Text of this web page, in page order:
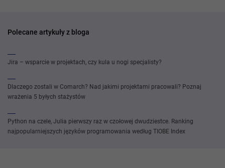
Polecane artykuły z bloga
Jira – wsparcie w projektach, czy kula u nogi specjalisty?
Dlaczego zostali w Comarch? Nad jakimi projektami pracowali? Poznaj
wrażenia 5 byłych stażystów
Python na czele, Julia pierwszy raz w czołowej dwudziestce. Ranking
najpopularniejszych języków programowania według TIOBE Index